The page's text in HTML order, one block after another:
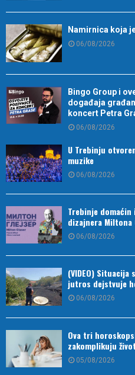
Namirnica koja
06/08/2026
Bingo Group i
događaja
koncert Petra
06/08/2026
U Trebinju
muzike
06/08/2026
Trebinje
dizajnera Miltona
06/08/2026
(VIDEO)
jutros dejstvuje
06/08/2026
Ova tri
zakomplikuju život
05/08/2026